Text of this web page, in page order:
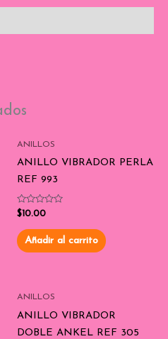
ANILLOS
ANILLO VIBRADOR PERLA
REF 993
Valorado
con
de
5
$10.00
Añadir al carrito
ANILLOS
ANILLO VIBRADOR
DOBLE ANKEL REF 305